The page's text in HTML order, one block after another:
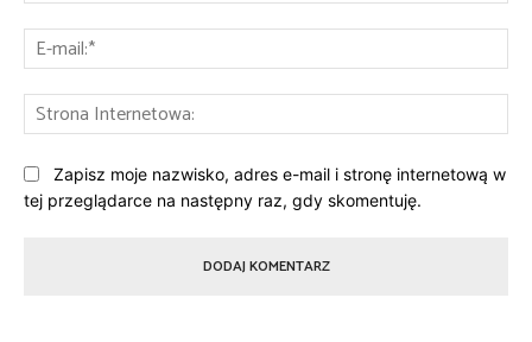
Zapisz moje nazwisko, adres e-mail i stronę internetową w
tej przeglądarce na następny raz, gdy skomentuję.